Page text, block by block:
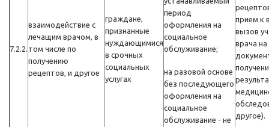
7.2.2.
взаимодействие с
лечащим врачом, в
том числе по
получению
рецептов, и другое
граждане,
признанные
нуждающимися
в срочных
социальных
услугах
период
оформления на
социальное
обслуживание;
на разовой основе
без последующего
оформления на
социальное
обслуживание - не
прием к
вызов
врача
другое).